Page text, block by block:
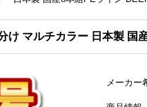
マルチカラー 日本製 国
メーカー